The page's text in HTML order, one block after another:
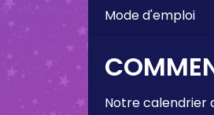
Mode d'emploi
Notre calendrier